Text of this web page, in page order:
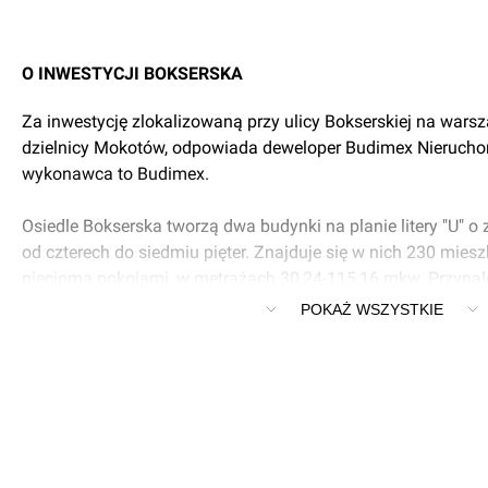
O INWESTYCJI BOKSERSKA
Za inwestycję zlokalizowaną przy ulicy Bokserskiej na
dzielnicy Mokotów, odpowiada deweloper Budimex
wykonawca to Budimex.
Osiedle Bokserska tworzą dwa budynki na planie litery "U"
od czterech do siedmiu pięter. Znajduje się w nich 230
pięcioma pokojami, w metrażach 30,24-115,16 mkw.
loggie, a na najwyższych kondygnacjach tarasy (do 46
POKAŻ WSZYSTKIE